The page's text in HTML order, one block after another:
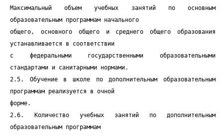
Максимальный объем учебных занятий по основным
образовательным программам начального
общего, основного общего и среднего общего образования
устанавливается в соответствии
с федеральными государственными образовательными
стандартами и санитарными нормами.
2.5. Обучение в школе по дополнительным образовательным
программам реализуется в очной
форме.
2.6. Количество учебных занятий по дополнительным
образовательным программам